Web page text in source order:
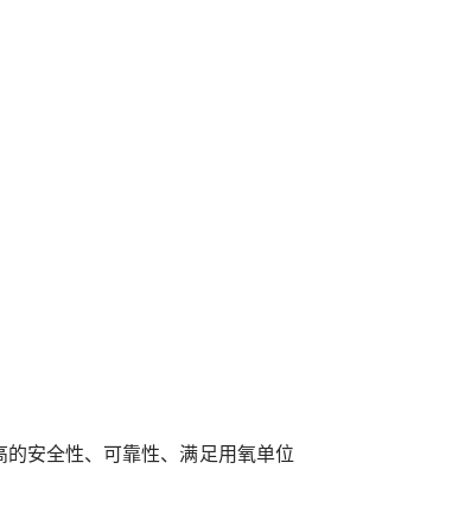
安全性、可靠性、满足用氧单位